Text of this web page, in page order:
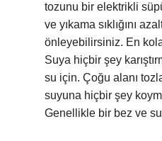
tozunu bir elektrikli
ve yıkama sıklığını
önleyebilirsiniz. En
Suya hiçbir şey
su için. Çoğu alanı
suyuna hiçbir şey
Genellikle bir bez ve